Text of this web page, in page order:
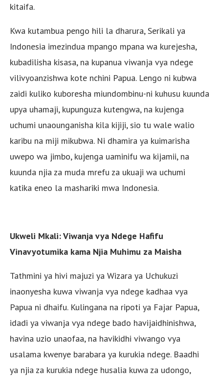
kitaifa.
Kwa kutambua pengo hili la dharura, Serikali ya
Indonesia imezindua mpango mpana wa kurejesha,
kubadilisha kisasa, na kupanua viwanja vya ndege
vilivyoanzishwa kote nchini Papua. Lengo ni kubwa
zaidi kuliko kuboresha miundombinu-ni kuhusu kuunda
upya uhamaji, kupunguza kutengwa, na kujenga
uchumi unaounganisha kila kijiji, sio tu wale walio
karibu na miji mikubwa. Ni dhamira ya kuimarisha
uwepo wa jimbo, kujenga uaminifu wa kijamii, na
kuunda njia za muda mrefu za ukuaji wa uchumi
katika eneo la mashariki mwa Indonesia.
Ukweli Mkali: Viwanja vya Ndege Hafifu
Vinavyotumika kama Njia Muhimu za Maisha
Tathmini ya hivi majuzi ya Wizara ya Uchukuzi
inaonyesha kuwa viwanja vya ndege kadhaa vya
Papua ni dhaifu. Kulingana na ripoti ya Fajar Papua,
idadi ya viwanja vya ndege bado havijaidhinishwa,
havina uzio unaofaa, na havikidhi viwango vya
usalama kwenye barabara ya kurukia ndege. Baadhi
ya njia za kurukia ndege husalia kuwa za udongo,